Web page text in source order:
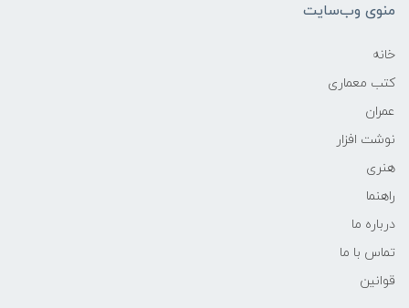
منوی وب‌سایت
خانه
کتب معماری
عمران
نوشت افزار
هنری
راهنما
درباره ما
تماس با ما
قوانین